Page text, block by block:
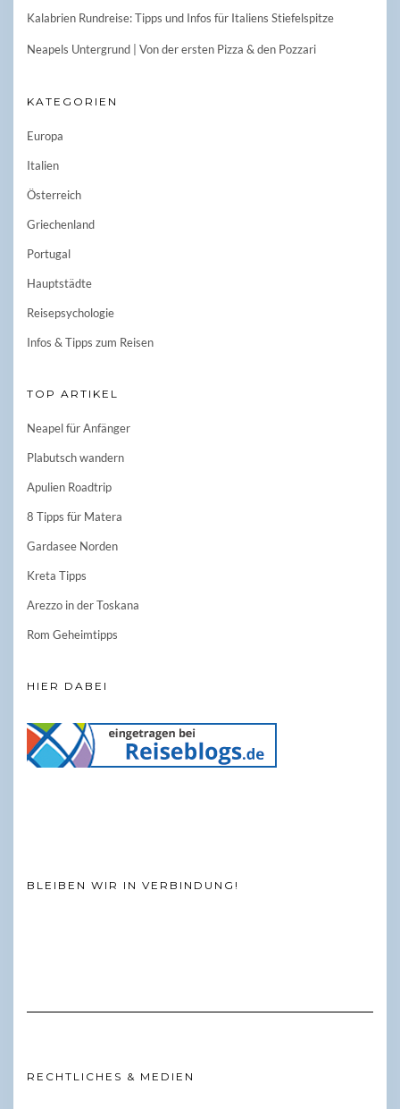
Kalabrien Rundreise: Tipps und Infos für Italiens Stiefelspitze
Neapels Untergrund | Von der ersten Pizza & den Pozzari
KATEGORIEN
Europa
Italien
Österreich
Griechenland
Portugal
Hauptstädte
Reisepsychologie
Infos & Tipps zum Reisen
TOP ARTIKEL
Neapel für Anfänger
Plabutsch wandern
Apulien Roadtrip
8 Tipps für Matera
Gardasee Norden
Kreta Tipps
Arezzo in der Toskana
Rom Geheimtipps
HIER DABEI
BLEIBEN WIR IN VERBINDUNG!
RECHTLICHES & MEDIEN